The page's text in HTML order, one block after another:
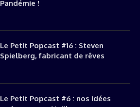
Pandémie !
Le Petit Popcast #16 : Steven
Spielberg, fabricant de rêves
Le Petit Popcast #6 : nos idées